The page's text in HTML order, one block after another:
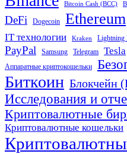
Bitcoin Cash (BCC)
DeFi Dogecoin Ethereum
IT технологии Kraken Lightning
PayPal Samsung Telegram Tesla
Аппаратные криптокошельки
Биткоин Блокчейн
Исследования и
Криптовалютные
Криптовалютные кошельки